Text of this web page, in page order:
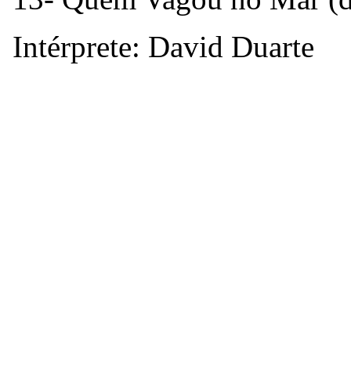
Intérprete: David Duarte